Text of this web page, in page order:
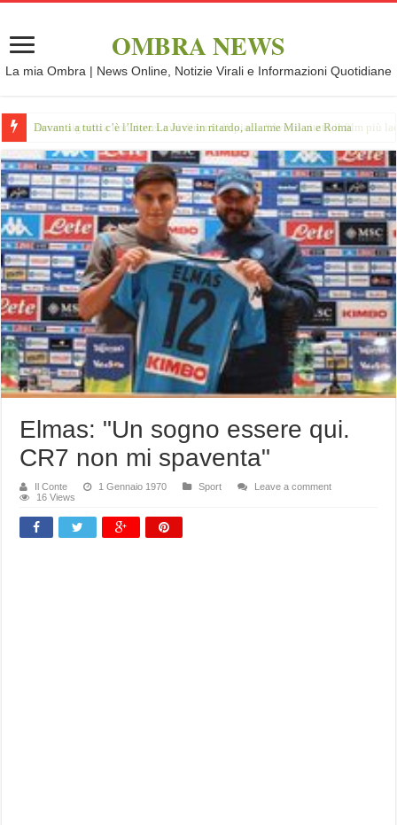
OMBRA NEWS
La mia Ombra | News Online, Notizie Virali e Informazioni Quotidiane
Davanti a tutti c’è l’Inter. La Juve in ritardo, allarme Milan e Roma
Elmas: "Un sogno essere qui.
CR7 non mi spaventa"
Il Conte 1 Gennaio 1970 Sport
Leave a comment
16 Views